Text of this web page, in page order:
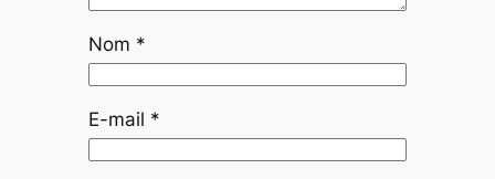
Nom *
E-mail *